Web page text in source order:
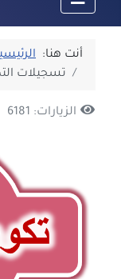
أنت هنا:
تسجيلات
الزيارات: 6181